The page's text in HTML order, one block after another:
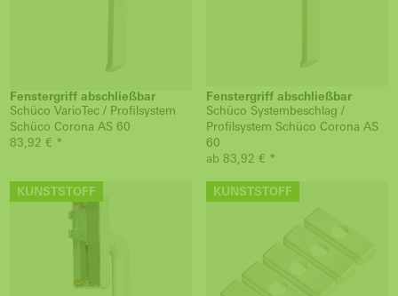
Fenstergriff abschließbar
Schüco VarioTec / Profilsystem
Schüco Corona AS 60
83,92 € *
Fenstergriff abschließbar
Schüco Systembeschlag /
Profilsystem Schüco Corona AS
60
ab 83,92 € *
KUNSTSTOFF KUNSTSTOFF